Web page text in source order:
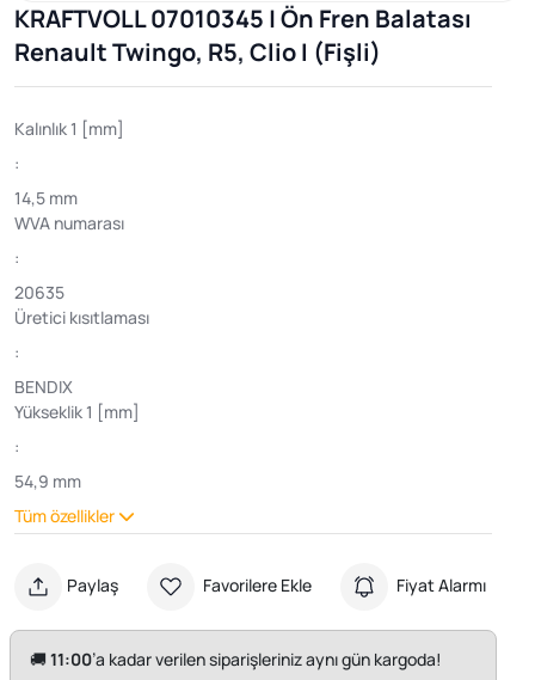
KRAFTVOLL 07010345 | Ön Fren Balatası
Renault Twingo, R5, Clio I (Fişli)
Kalınlık 1 [mm]
:
14,5 mm
WVA numarası
:
20635
Üretici kısıtlaması
:
BENDIX
Yükseklik 1 [mm]
:
54,9 mm
Tüm özellikler
Paylaş Favorilere Ekle Fiyat Alarmı
🚚11:00’a kadar verilen siparişleriniz aynı gün kargoda!